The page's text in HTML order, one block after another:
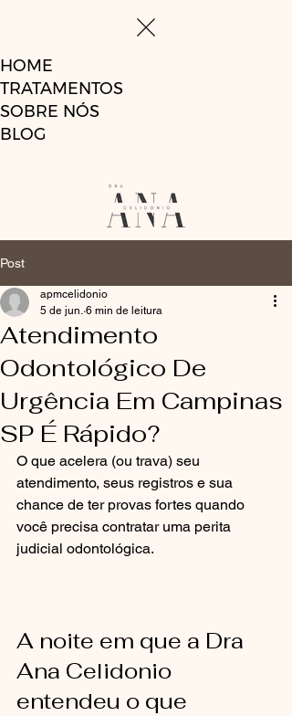
HOME
TRATAMENTOS
SOBRE NÓS
BLOG
Post
Atendimento
Odontológico De
Urgência Em Campinas
SP É Rápido?
apmcelidonio
5 de jun. 6 min de leitura
O que acelera (ou trava) seu
atendimento, seus registros e sua
chance de ter provas fortes quando
você precisa contratar uma perita
judicial odontológica.
A noite em que a Dra
Ana Celidonio
entendeu o que